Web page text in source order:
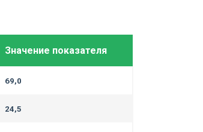
Значение показателя
69,0
24,5